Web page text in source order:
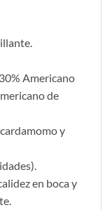
Americano
de
y
en boca y